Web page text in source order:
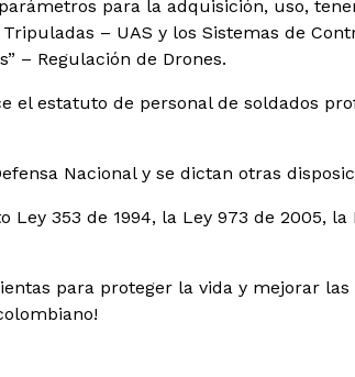
para la adquisición, uso,
– UAS y los Sistemas de
– Regulación de Drones.
el estatuto de personal de soldados
Nacional y se dictan otras
353 de 1994, la Ley 973 de 2005, la
para proteger la vida y mejorar